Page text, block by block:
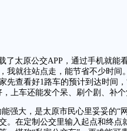
了太原公交APP，通过手机就能
我就往站点走，能节省不少时间
先查看好1路车的预计到达时间，
上车还能发个呆、刷个剧、补个
强大，是太原市民心里妥妥的“
。在定制公交里输入起点和终点